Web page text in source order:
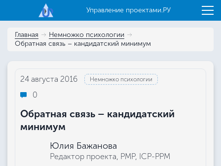
Управление проектами.РУ
Главная
Немножко психологии
Обратная связь – кандидатский минимум
24 августа 2016 Немножко психологии
0
Обратная связь – кандидатский
минимум
Юлия Бажанова
Редактор проекта, РМР, ICP-PPM